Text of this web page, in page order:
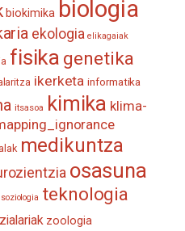
biokimika biologia
ekologia elikagaiak
fisika genetika
ikerketa informatika
itsasoa kimika klima-
medikuntza
osasuna
soziologia teknologia
zoologia